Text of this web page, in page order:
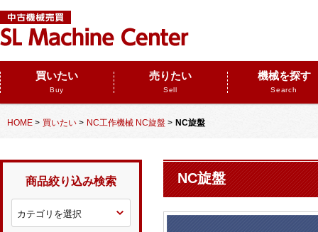
買いたい
Buy
売りたい
Sell
機械を探す
Search
HOME > 買いたい > NC工作機械 NC旋盤 > NC旋盤
NC旋盤
商品絞り込み検索